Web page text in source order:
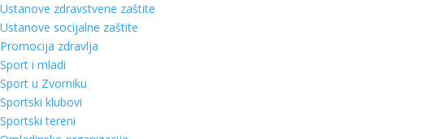
Ustanove zdravstvene zaštite
Ustanove socijalne zaštite
Promocija zdravlja
Sport i mladi
Sport u Zvorniku
Sportski klubovi
Sportski tereni